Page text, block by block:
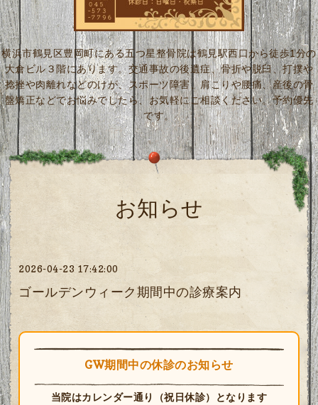
横浜市鶴見区豊岡町にある五つ星整骨院は鶴見駅西口から徒歩1分の
大倉ビル３階にあります。交通事故の後遺症、骨折や脱臼、打撲や
捻挫や肉離れなどのけが、スポーツ障害、肩こりや腰痛、産後の骨
盤矯正などでお悩みでしたら、お気軽にご相談ください。予約優先
です。
お知らせ
2026-04-23 17:42:00
ゴールデンウィーク期間中の診療案内
GW期間中の休診のお知らせ
当院はカレンダー通り（祝日休診）となります